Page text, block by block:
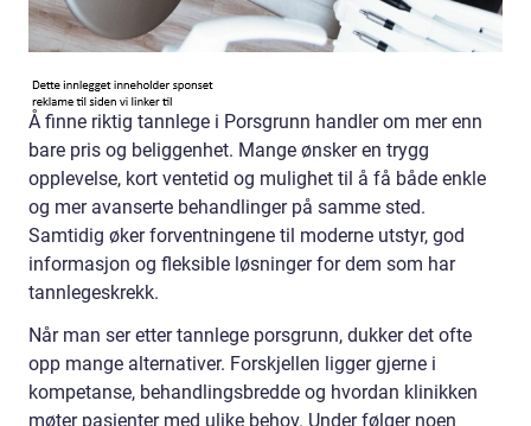
Å finne riktig tannlege i Porsgrunn handler om mer enn
bare pris og beliggenhet. Mange ønsker en trygg
opplevelse, kort ventetid og mulighet til å få både enkle
og mer avanserte behandlinger på samme sted.
Samtidig øker forventningene til moderne utstyr, god
informasjon og fleksible løsninger for dem som har
tannlegeskrekk.
Når man ser etter tannlege porsgrunn, dukker det ofte
opp mange alternativer. Forskjellen ligger gjerne i
kompetanse, behandlingsbredde og hvordan klinikken
møter pasienter med ulike behov. Under følger noen